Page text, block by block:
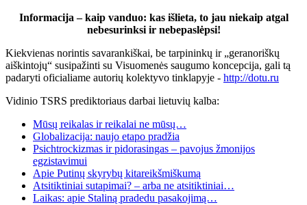
Informacija – kaip vanduo: kas išlieta, to jau niekaip atgal
nebesurinksi ir nebepaslėpsi!
Kiekvienas norintis savarankiškai, be tarpininkų ir „geranoriškų
aiškintojų“ susipažinti su Visuomenės saugumo koncepcija, gali tą
padaryti oficialiame autorių kolektyvo tinklapyje - http://dotu.ru
Vidinio TSRS prediktoriaus darbai lietuvių kalba:
Mūsų reikalas ir reikalai ne mūsų…
Globalizacija: naujo etapo pradžia
Psichtrockizmas ir pidorasingas – pavojus žmonijos
egzistavimui
Apie Putinų skyrybų kitareikšmiškumą
Atsitiktiniai sutapimai? – arba ne atsitiktiniai…
Laikas: apie Staliną pradedu pasakojimą…